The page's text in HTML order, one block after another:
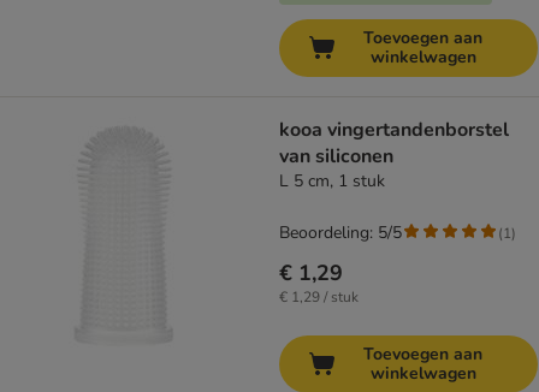
Toevoegen aan
winkelwagen
kooa vingertandenborstel
van siliconen
L 5 cm, 1 stuk
€ 1,29
€ 1,29 / stuk
Beoordeling: 5/5 (1)
Toevoegen aan
winkelwagen